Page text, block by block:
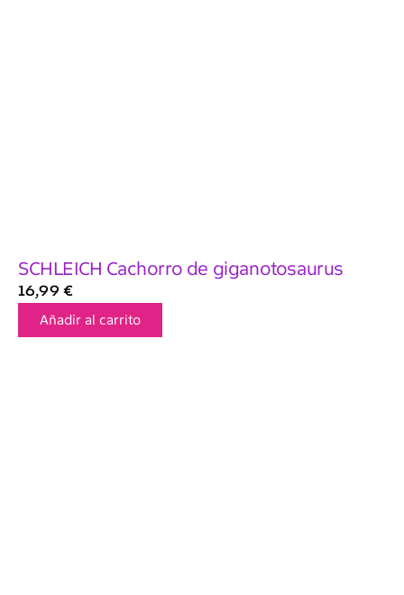
SCHLEICH Cachorro de giganotosaurus
16,99 €
Añadir al carrito